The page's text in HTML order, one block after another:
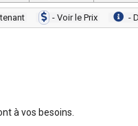
- Voir le Prix -
à vos besoins.